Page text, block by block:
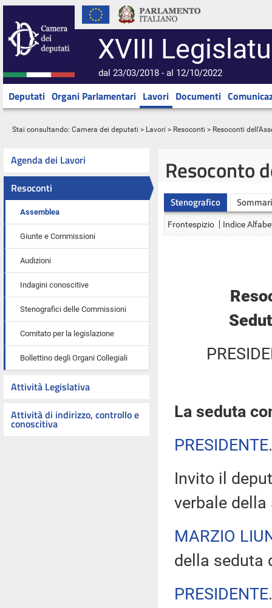
XVIII
dal 23/03/2018 - al 12/10/2022
Deputati Organi Parlamentari Lavori Documenti
Stai consultando: Camera dei deputati > Lavori > Resoconti > Resoconti
Agenda dei Lavori
Resoconti
Assemblea
Giunte e Commissioni
Audizioni
Indagini conoscitive
Stenografici delle Commissioni
Comitato per la legislazione
Bollettino degli Organi Collegiali
Attività Legislativa
Attività di indirizzo, controllo e
conoscitiva
Resoconto
Stenografico
Frontespizio Indice
La seduta
PRESIDENTE
Invito il
verbale della
MARZIO
della seduta
PRESIDENTE